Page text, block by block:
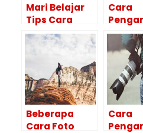
Mari Belajar
Tips Cara
Memotret
yang Bagus
Cara
Baik
Beberapa
Cara Foto
Cara